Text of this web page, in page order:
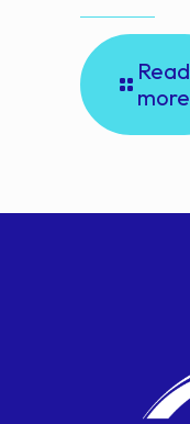
Read
more